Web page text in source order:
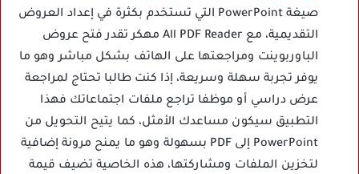
صيغة PowerPoint التي تستخدم بكثرة في إعداد العروض
التقديمية، مع All PDF Reader مهكر تقدر فتح عروض
الباوربوينت ومراجعتها على الهاتف بشكل مباشر وهو ما
يوفر تجربة سهلة وسريعة، إذا كنت طالبا تحتاج لمراجعة
عرض دراسي أو موظفا تراجع ملفات اجتماعاتك فهذا
التطبيق سيكون مساعدك الأمثل، كما يتيح التحويل من
PowerPoint إلى PDF بسهولة وهو ما يمنح مرونة إضافية
لتخزين الملفات ومشاركتها، هذه الخاصية تضيف قيمة